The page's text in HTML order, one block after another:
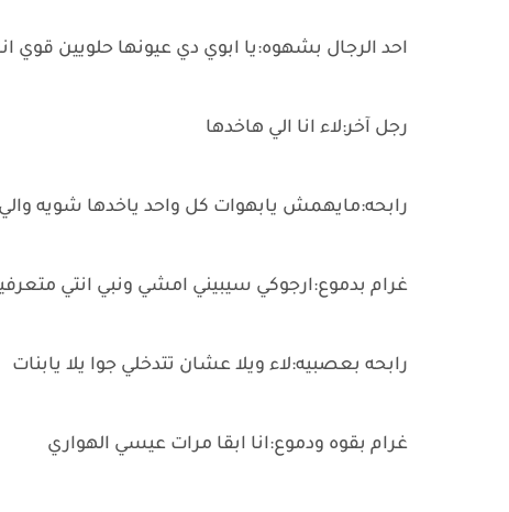
احد الرجال بشهوه:يا ابوي دي عيونها حلويين قوي
رجل آخر:لاء انا الي هاخدها
رابحه:مايهمش يابهوات كل واحد ياخدها شويه
غرام بدموع:ارجوكي سيبيني امشي ونبي انتي
رابحه بعصبيه:لاء ويلا عشان تتدخلي جوا يلا يابنات
غرام بقوه ودموع:انا ابقا مرات عيسي الهواري